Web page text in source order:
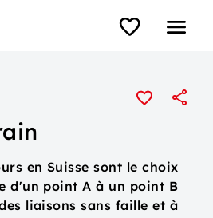
en Suisse sont le choix
d'un point A à un point B
liaisons sans faille et à